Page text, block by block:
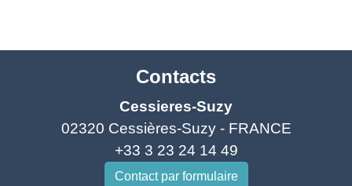
Contacts
Cessieres-Suzy
02320 Cessières-Suzy - FRANCE
+33 3 23 24 14 49
Contact par formulaire